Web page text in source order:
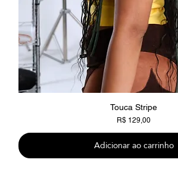
Visualização rápida
Touca Stripe
Preço
R$ 129,00
Adicionar ao carrinho